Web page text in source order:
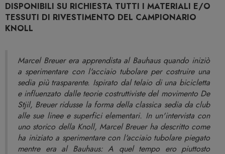
DISPONIBILI SU RICHIESTA TUTTI I MATERIALI E/O
TESSUTI DI RIVESTIMENTO DEL CAMPIONARIO
KNOLL
Marcel Breuer era apprendista al Bauhaus quando iniziò
a sperimentare con l'acciaio tubolare per costruire una
sedia più trasparente. Ispirato dal telaio di una bicicletta
e influenzato dalle teorie costruttiviste del movimento De
Stjil, Breuer ridusse la forma della classica sedia da club
alle sue linee e superfici elementari. In un'intervista con
uno storico della Knoll, Marcel Breuer ha descritto come
ha iniziato a sperimentare con l'acciaio tubolare piegato
mentre era al Bauhaus: A quel tempo ero piuttosto